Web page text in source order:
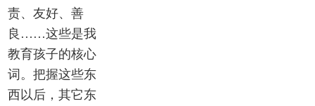
责、友好、善
良……这些是我
教育孩子的核心
词。把握这些东
西以后，其它东